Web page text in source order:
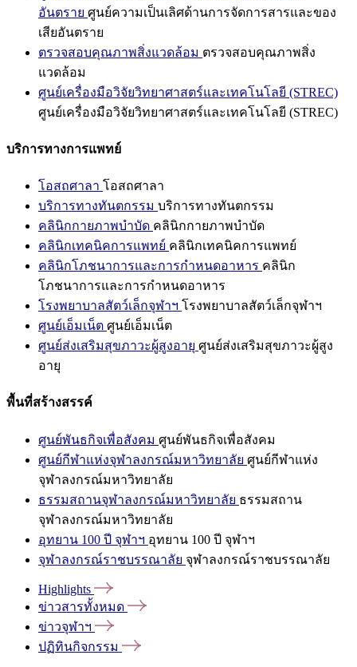
อันตราย ศูนย์ความเป็นเลิศด้านการจัดการสารและของ
เสียอันตราย
ตรวจสอบคุณภาพสิ่งแวดล้อม ตรวจสอบคุณภาพสิ่ง
แวดล้อม
ศูนย์เครื่องมือวิจัยวิทยาศาสตร์และเทคโนโลยี (STREC)
ศูนย์เครื่องมือวิจัยวิทยาศาสตร์และเทคโนโลยี (STREC)
บริการทางการแพทย์
โอสถศาลา โอสถศาลา
บริการทางทันตกรรม บริการทางทันตกรรม
คลินิกกายภาพบำบัด คลินิกกายภาพบำบัด
คลินิกเทคนิคการแพทย์ คลินิกเทคนิคการแพทย์
คลินิกโภชนาการและการกำหนดอาหาร คลินิก
โภชนาการและการกำหนดอาหาร
โรงพยาบาลสัตว์เล็กจุฬาฯ โรงพยาบาลสัตว์เล็กจุฬาฯ
ศูนย์เอ็มเน็ต ศูนย์เอ็มเน็ต
ศูนย์ส่งเสริมสุขภาวะผู้สูงอายุ ศูนย์ส่งเสริมสุขภาวะผู้สูง
อายุ
พื้นที่สร้างสรรค์
ศูนย์พันธกิจเพื่อสังคม ศูนย์พันธกิจเพื่อสังคม
ศูนย์กีฬาแห่งจุฬาลงกรณ์มหาวิทยาลัย ศูนย์กีฬาแห่ง
จุฬาลงกรณ์มหาวิทยาลัย
ธรรมสถานจุฬาลงกรณ์มหาวิทยาลัย ธรรมสถาน
จุฬาลงกรณ์มหาวิทยาลัย
อุทยาน 100 ปี จุฬาฯ อุทยาน 100 ปี จุฬาฯ
จุฬาลงกรณ์ราชบรรณาลัย จุฬาลงกรณ์ราชบรรณาลัย
Highlights
ข่าวสารทั้งหมด
ข่าวจุฬาฯ
ปฏิทินกิจกรรม